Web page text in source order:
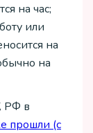
на час;
или
на
на
РФ в
прошли (с